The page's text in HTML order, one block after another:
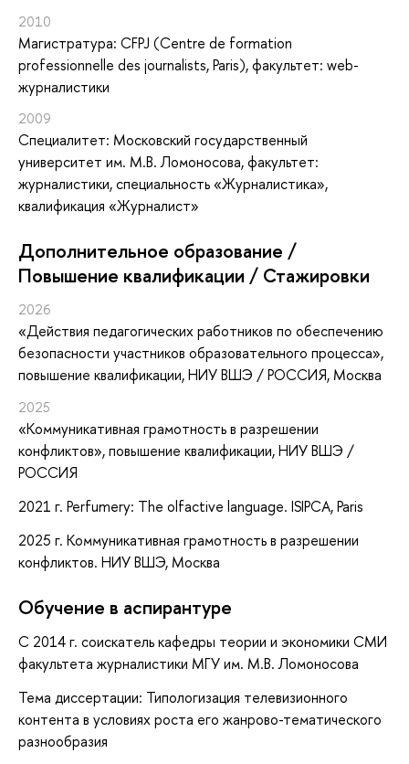
2010
Магистратура: CFPJ (Centre de formation
professionnelle des journalists, Paris), факультет: web-
журналистики
2009
Специалитет: Московский государственный
университет им. М.В. Ломоносова, факультет:
журналистики, специальность «Журналистика»,
квалификация «Журналист»
Дополнительное образование /
Повышение квалификации / Стажировки
2026
«Действия педагогических работников по обеспечению
безопасности участников образовательного процесса»,
повышение квалификации, НИУ ВШЭ / РОССИЯ, Москва
2025
«Коммуникативная грамотность в разрешении
конфликтов», повышение квалификации, НИУ ВШЭ /
РОССИЯ
2021 г. Perfumery: The olfactive language. ISIPCA, Paris
2025 г. Коммуникативная грамотность в разрешении
конфликтов. НИУ ВШЭ, Москва
Обучение в аспирантуре
C 2014 г. соискатель кафедры теории и экономики СМИ
факультета журналистики МГУ им. М.В. Ломоносова
Тема диссертации: Типологизация телевизионного
контента в условиях роста его жанрово-тематического
разнообразия